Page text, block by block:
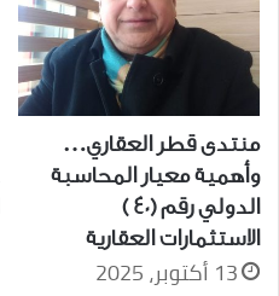
منتدى قطر العقاري…
وأهمية معيار المحاسبة
الدولي رقم (٤٠ )
الاستثمارات العقارية
13 أكتوبر، 2025